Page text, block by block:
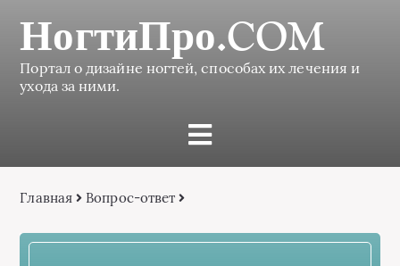
НогтиПро.COM
Портал о дизайне ногтей, способах их лечения и
ухода за ними.
Главная Вопрос-ответ